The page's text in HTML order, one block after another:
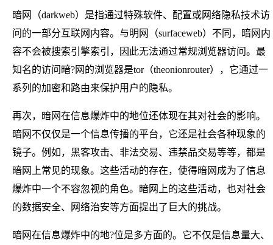
暗网（darkweb）是指通过特殊软件、配置或网络隐私技术访
问的一部分互联网内容。与明网（surfaceweb）不同，暗网内
容不会被搜索引擎索引，因此无法通过常规浏览器访问。最
知名的访问暗?网的浏览器是tor（theonionrouter），它通过一
系列的加密和路由来保护用户的隐私。
再次，暗网在信息爆炸中的地位还体现在其对社会的影响。
暗网不仅仅是一个信息传播的平台，它还是社会各种现象的
镜子。例如，黑客攻击、非法交易、违禁品交易等等，都是
暗网上常见的现象。这些活动的存在，使得暗网成为了信息
爆炸中一个不容忽视的角色。暗网上的这些活动，也对社会
的数据安全、网络治安等方面提出了巨大的挑战。
暗网在信息爆炸中的地?位是多方面的。它不仅是信息量大、